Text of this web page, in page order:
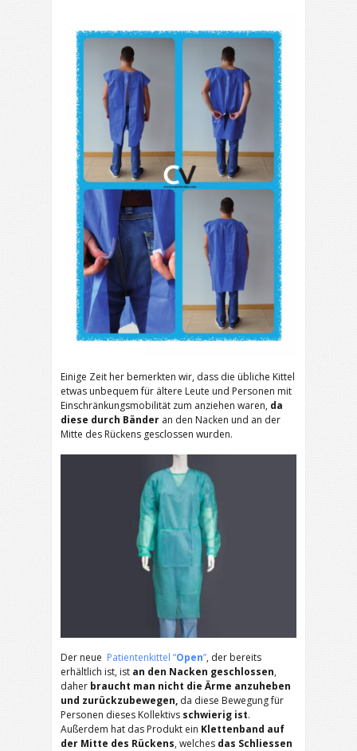
Einige Zeit her bemerkten wir, dass die übliche Kittel
etwas unbequem für ältere Leute und Personen mit
Einschränkungsmobilität zum anziehen waren, da
diese durch Bänder an den Nacken und an der
Mitte des Rückens gesclossen wurden.
Der neue Patientenkittel “Open”, der bereits
erhältlich ist, ist an den Nacken geschlossen,
daher braucht man nicht die Ärme anzuheben
und zurückzubewegen, da diese Bewegung für
Personen dieses Kollektivs schwierig ist.
Außerdem hat das Produkt ein Klettenband auf
der Mitte des Rückens, welches das Schliessen